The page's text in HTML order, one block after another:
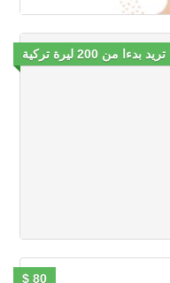
بدءا من 200 ليرة تركية
80 $